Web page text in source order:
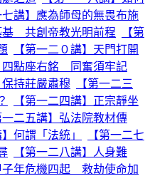
七講】應為師母的無畏布施
基 共創帝教光明前程
【第
【第一二０講】天門打開
四點座右銘 同奮須牢記
持莊嚴肅穆
【第一二三
【第一二四講】正宗靜坐
一二五講】弘法院教材傳
何謂「法統」
【第一二七
【第一二八講】人身難
子年危機四起 救劫使命加